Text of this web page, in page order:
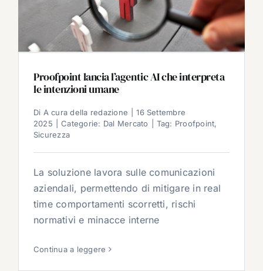
Proofpoint lancia l’agentic AI che interpreta
le intenzioni umane
Di A cura della redazione
16 Settembre
2025
Categorie: Dal Mercato Tag: Proofpoint,
Sicurezza
La soluzione lavora sulle comunicazioni
aziendali, permettendo di mitigare in real
time comportamenti scorretti, rischi
normativi e minacce interne
Continua a leggere